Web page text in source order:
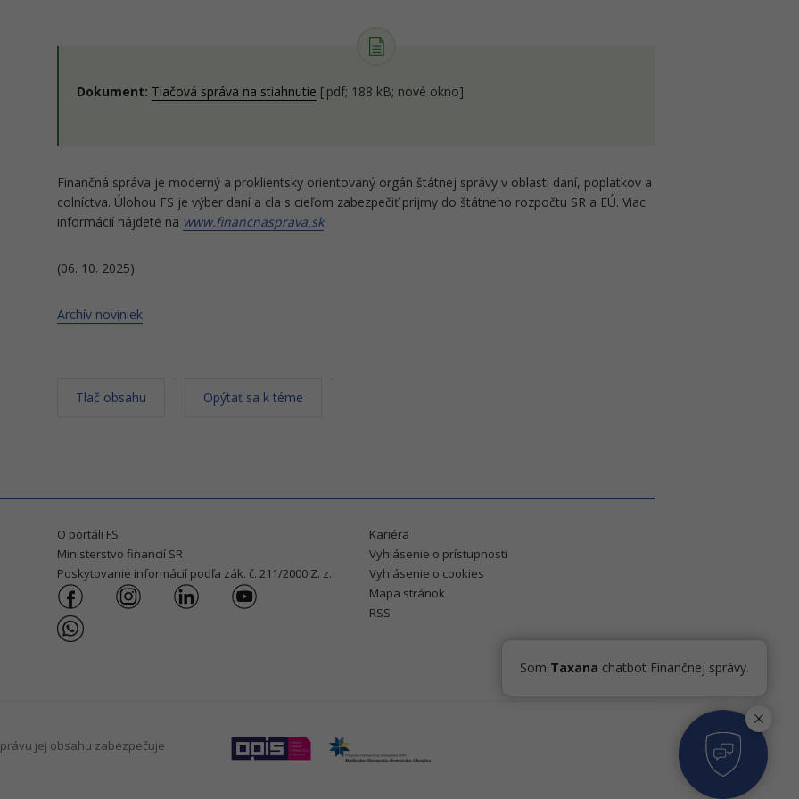
Dokument: Tlačová správa na stiahnutie [.pdf; 188 kB; nové okno]
Finančná správa je moderný a proklientsky orientovaný orgán štátnej správy v oblasti daní, poplatkov a
colníctva. Úlohou FS je výber daní a cla s cieľom zabezpečiť príjmy do štátneho rozpočtu SR a EÚ. Viac
informácií nájdete na www.financnasprava.sk
(06. 10. 2025)
Archív noviniek
Tlač obsahu Opýtať sa k téme
O portáli FS
Ministerstvo financií SR
Poskytovanie informácií podľa zák. č. 211/2000 Z. z.
Kariéra
Vyhlásenie o prístupnosti
Vyhlásenie o cookies
Mapa stránok
RSS
jej obsahu zabezpečuje
Som Taxana chatbot Finančnej správy.